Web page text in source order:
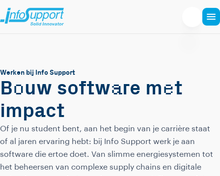
Werken bij Info Support
Bouw software met
impact
Of je nu student bent, aan het begin van je carrière staat
of al jaren ervaring hebt: bij Info Support werk je aan
software die ertoe doet. Van slimme energiesystemen tot
het beheersen van complexe supply chains en digitale